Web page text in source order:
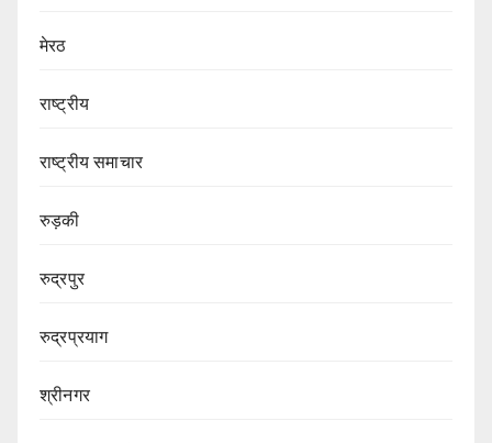
मेरठ
राष्ट्रीय
राष्ट्रीय समाचार
रुड़की
रुद्रपुर
रुद्रप्रयाग
श्रीनगर